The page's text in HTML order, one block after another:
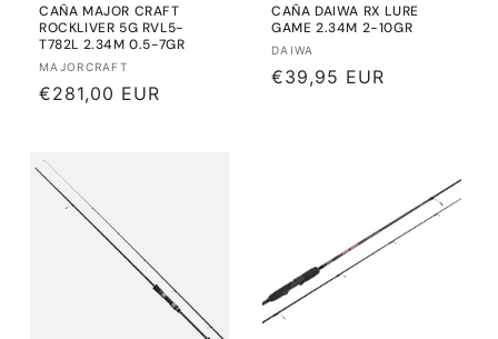
CAÑA MAJOR CRAFT
ROCKLIVER 5G RVL5-
T782L 2.34M 0.5-7GR
Proveedor:
MAJORCRAFT
Precio
€281,00 EUR
CAÑA DAIWA RX LURE
GAME 2.34M 2-10GR
Proveedor:
DAIWA
Precio
€39,95 EUR